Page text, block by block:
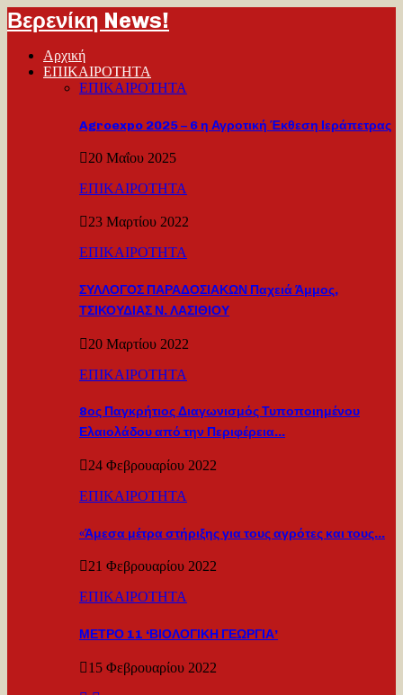
Βερενίκη News!
Αρχική
ΕΠΙΚΑΙΡΟΤΗΤΑ
ΕΠΙΚΑΙΡΟΤΗΤΑ
Agroexpo 2025 – 6 η Αγροτική Έκθεση Ιεράπετρας
20 Μαΐου 2025
ΕΠΙΚΑΙΡΟΤΗΤΑ
23 Μαρτίου 2022
ΕΠΙΚΑΙΡΟΤΗΤΑ
ΣΥΛΛΟΓΟΣ ΠΑΡΑΔΟΣΙΑΚΩΝ Παχειά Άμμος,
ΤΣΙΚΟΥΔΙΑΣ Ν. ΛΑΣΙΘΙΟΥ
20 Μαρτίου 2022
ΕΠΙΚΑΙΡΟΤΗΤΑ
8ος Παγκρήτιος Διαγωνισμός Τυποποιημένου
Ελαιολάδου από την Περιφέρεια…
24 Φεβρουαρίου 2022
ΕΠΙΚΑΙΡΟΤΗΤΑ
«Άμεσα μέτρα στήριξης για τους αγρότες και τους…
21 Φεβρουαρίου 2022
ΕΠΙΚΑΙΡΟΤΗΤΑ
ΜΕΤΡΟ 11 ‘ΒΙΟΛΟΓΙΚΗ ΓΕΩΡΓΙΑ’
15 Φεβρουαρίου 2022